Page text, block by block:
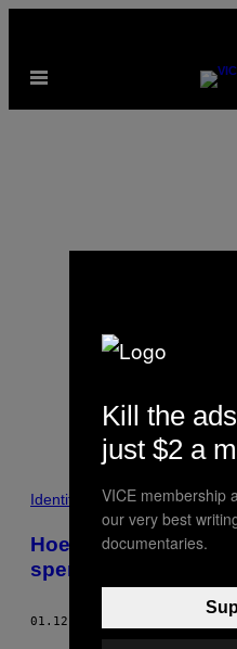
de Open
Louise
POSTS
BY
THIS
AUTHOR
Identiteit
Hoe is het om
sperma?
01.12.16 LOUISE DOHERTY
Kill the
just $2 a
VICE membership
our very best
documentaries.